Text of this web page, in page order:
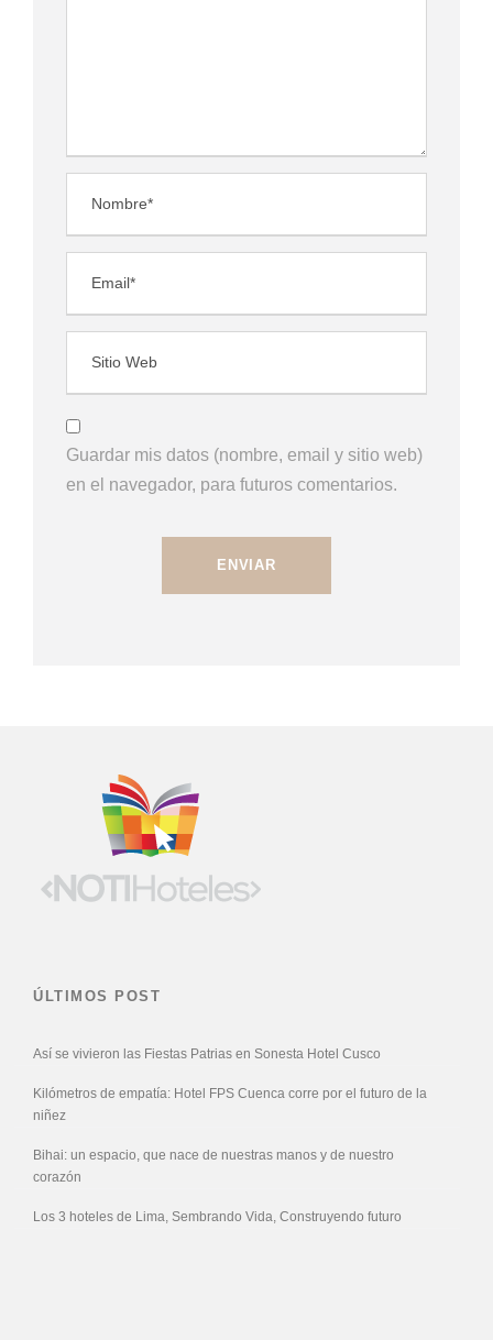
Guardar mis datos (nombre, email y sitio web)
en el navegador, para futuros comentarios.
ÚLTIMOS POST
Así se vivieron las Fiestas Patrias en Sonesta Hotel Cusco
Kilómetros de empatía: Hotel FPS Cuenca corre por el futuro de la
niñez
Bihai: un espacio, que nace de nuestras manos y de nuestro
corazón
Los 3 hoteles de Lima, Sembrando Vida, Construyendo futuro